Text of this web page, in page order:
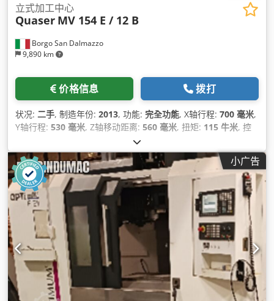
Borgo San Dalmazzo
9,890 km
立式加工中心
Quaser MV 154 E / 12 B
价格信息 拨打
状况: 二手, 制造年份: 2013, 功能: 完全功能, X轴行程: 700 毫米,
Y轴行程: 530 毫米, Z轴移动距离: 560 毫米, 扭矩: 115 牛米, 控
2,750 毫米
宽度:2,360 毫米, 工作台宽度:500 毫米, 桌面长度:900 毫米, 工
作台承载能力:500 千克, 总重量: 6,400 千克
, 主轴转速（最小）:
50 转/分, 主轴速度（最大）:12,000 转/分
, 主轴电机功率:
15,000 瓦特 ,
小广告